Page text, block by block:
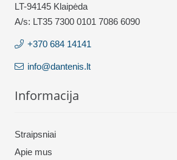
LT-94145 Klaipėda
A/s: LT35 7300 0101 7086 6090
+370 684 14141
info@dantenis.lt
Informacija
Straipsniai
Apie mus